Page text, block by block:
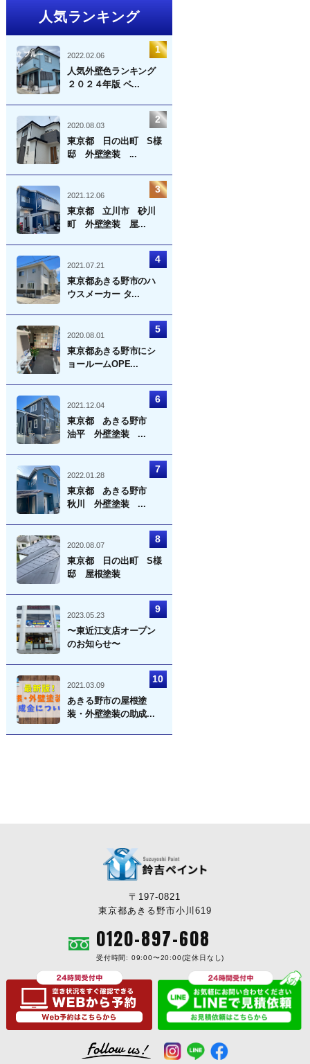
人気ランキング
2022.02.06
人気外壁色ランキング
２０２４年版 ベ...
2020.08.03
東京都 日の出町 S様
邸 外壁塗装 ...
2021.12.06
東京都 立川市 砂川
町 外壁塗装 屋...
2021.07.21
東京都あきる野市のハ
ウスメーカー タ...
2020.08.01
東京都あきる野市にシ
ョールームOPE...
2021.12.04
東京都 あきる野市
油平 外壁塗装 ...
2022.01.28
東京都 あきる野市
秋川 外壁塗装 ...
2020.08.07
東京都 日の出町 S様
邸 屋根塗装
2023.05.23
〜東近江支店オープン
のお知らせ〜
2021.03.09
あきる野市の屋根塗
装・外壁塗装の助成...
〒197-0821
東京都あきる野市小川619
0120-897-608
受付時間: 09:00〜20:00(定休日なし)